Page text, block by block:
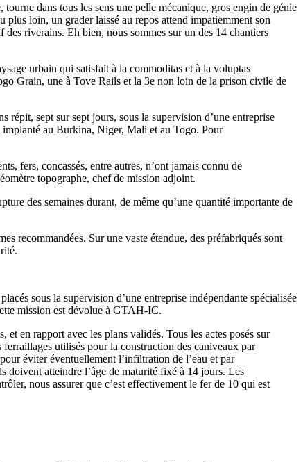
dans tous les sens une pelle mécanique, gros engin de génie
loin, un grader laissé au repos attend impatiemment son
riverains. Eh bien, nous sommes sur un des 14 chantiers
urbain qui satisfait à la commoditas et à la voluptas
Grain, une à Tove Rails et la 3e non loin de la prison civile de
sept sur sept jours, sous la supervision d’une entreprise
implanté au Burkina, Niger, Mali et au Togo. Pour
fers, concassés, entre autres, n’ont jamais connu de
topographe, chef de mission adjoint.
des semaines durant, de même qu’une quantité importante de
recommandées. Sur une vaste étendue, des préfabriqués sont
sous la supervision d’une entreprise indépendante spécialisée
mission est dévolue à GTAH-IC.
en rapport avec les plans validés. Tous les actes posés sur
utilisés pour la construction des caniveaux par
éviter éventuellement l’infiltration de l’eau et par
doivent atteindre l’âge de maturité fixé à 14 jours. Les
nous assurer que c’est effectivement le fer de 10 qui est